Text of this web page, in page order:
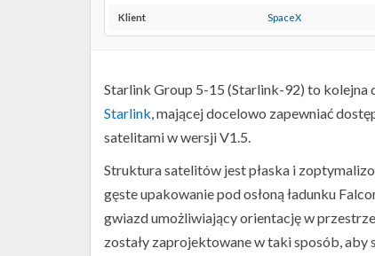
Klient SpaceX
Starlink Group 5-15 (Starlink-92) to kolejna
Starlink, mającej docelowo zapewniać
satelitami w wersji V1.5.
Struktura satelitów jest płaska i
gęste upakowanie pod osłoną ładunku
gwiazd umożliwiający orientację w
zostały zaprojektowane w taki sposób,